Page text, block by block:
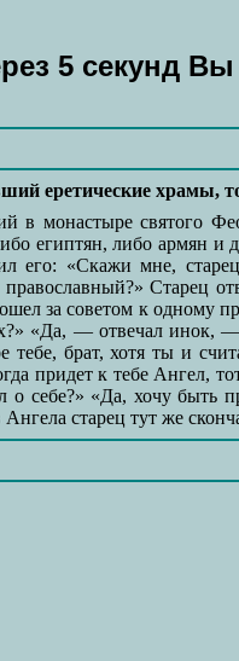
5 секунд
еретические храмы,
в монастыре святого
египтян, либо армян
его: «Скажи мне,
православный?» Старец
за советом к одному
«Да, — отвечал инок, —
тебе, брат, хотя ты и
придет к тебе Ангел,
о себе?» «Да, хочу быть
старец тут же